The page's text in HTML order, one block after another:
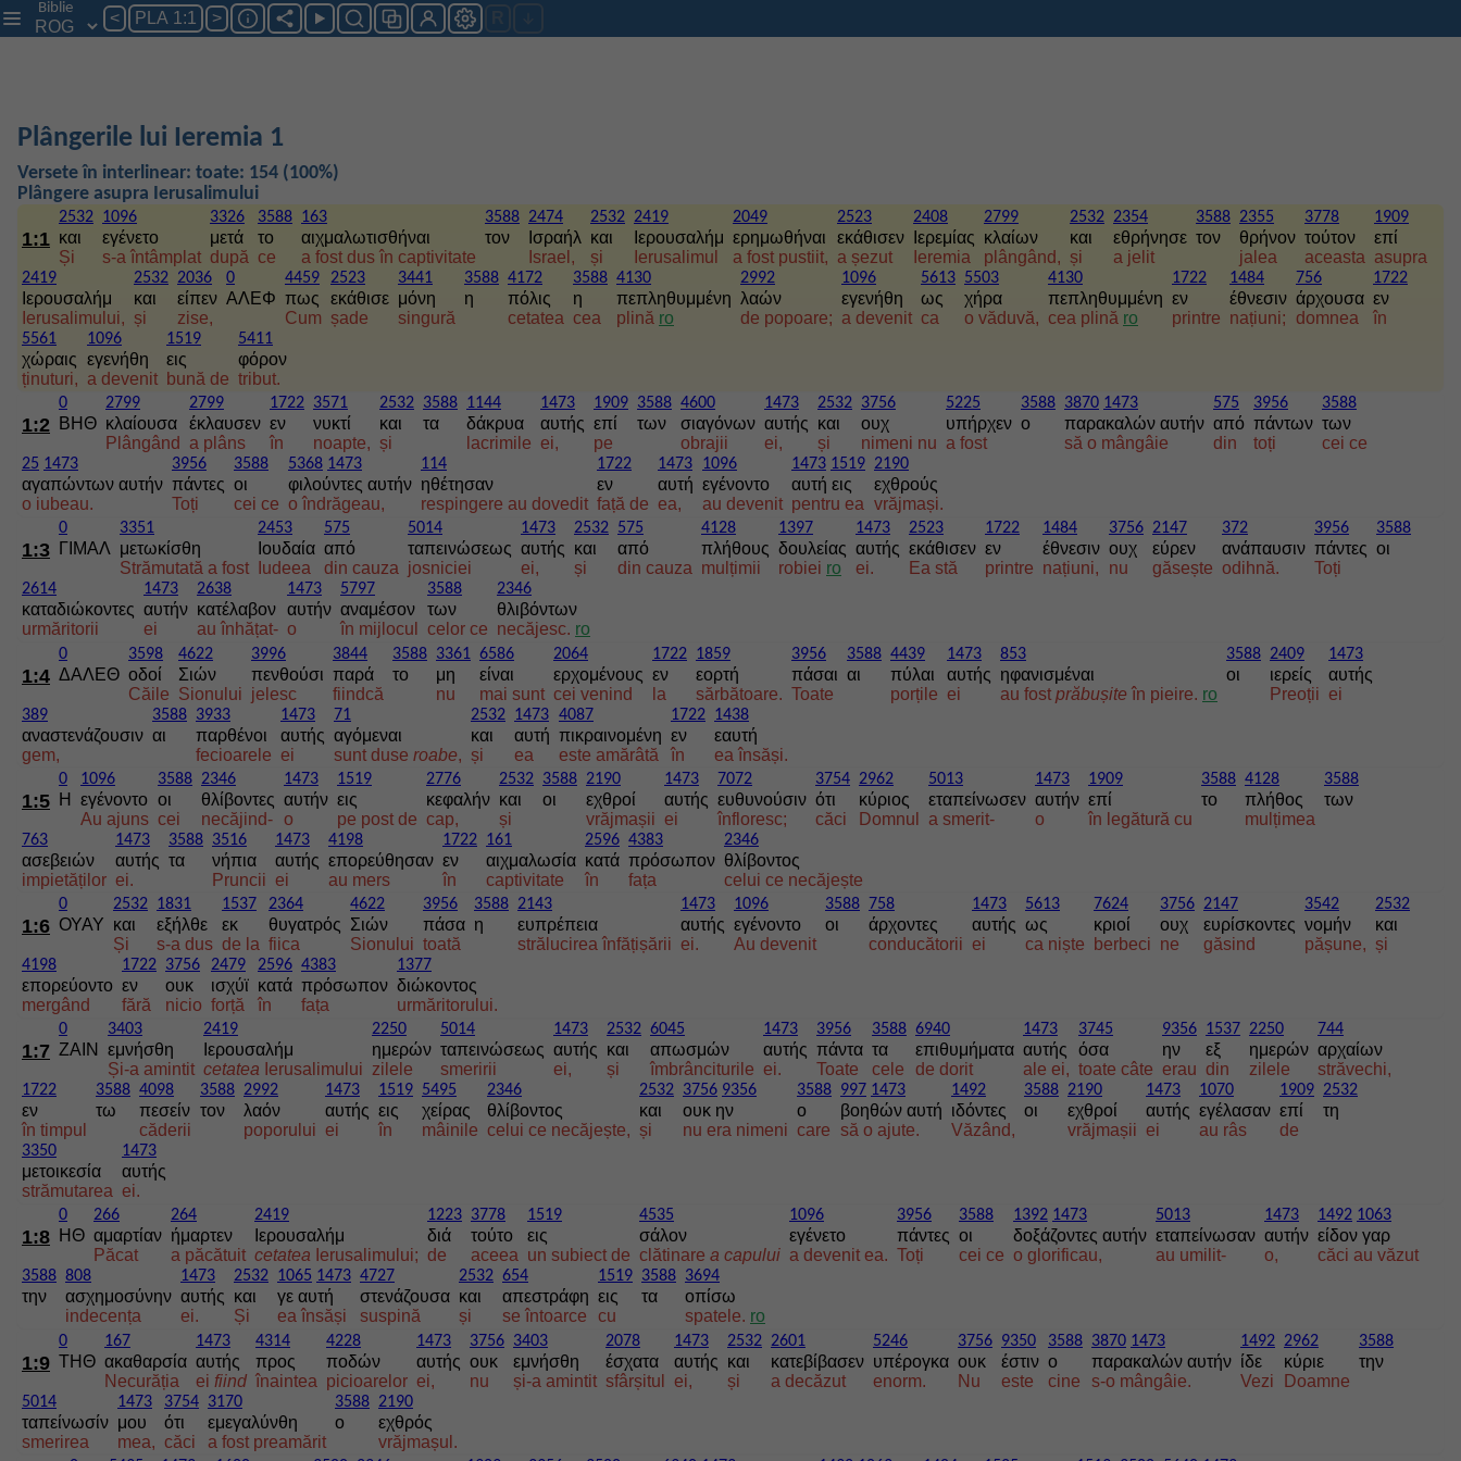
Biblie
< PLA 1:1 >
Plângerile lui Ieremia 1
Versete în interlinear: toate: 154 (100%)
Plângere asupra Ierusalimului
1:1
2532
και
Și
1096
εγένετο
s-a întâmplat
3326
μετά
după
3588
το
ce
163
αιχμαλωτισθήναι
a fost dus în captivitate
3588
τον
2474
Ισραήλ
Israel,
2532
και
și
2419
Ιερουσαλήμ
Ierusalimul
2049
ερημωθήναι
a fost pustiit,
2523
εκάθισεν
a șezut
2408
Ιερεμίας
Ieremia
2799
κλαίων
plângând,
2532
και
și
2354
εθρήνησε
a jelit
3588
τον
2355
θρήνον
jalea
3778
τούτον
aceasta
1909
επί
asupra
2419
Ιερουσαλήμ
Ierusalimului,
2532
και
și
2036
είπεν
zise,
0
ΑΛΕΦ
4459
πως
Cum
2523
εκάθισε
șade
3441
μόνη
singură
3588
η
4172
πόλις
cetatea
3588
η
cea
4130
πεπληθυμμένη
plină ro
2992
λαών
de popoare;
1096
εγενήθη
a devenit
5613
ως
ca
5503
χήρα
o văduvă,
4130
πεπληθυμμένη
cea plină ro
1722
εν
printre
1484
έθνεσιν
națiuni;
756
άρχουσα
domnea
1722
εν
în
5561
χώραις
ținuturi,
1096
εγενήθη
a devenit
1519
εις
bună de
5411
φόρον
tribut.
1:2
0
ΒΗΘ
2799
κλαίουσα
Plângând
2799
έκλαυσεν
a plâns
1722
εν
în
3571
νυκτί
noapte,
2532
και
și
3588
τα
1144
δάκρυα
lacrimile
1473
αυτής
ei,
1909
επί
pe
3588
των
4600
σιαγόνων
obrajii
1473
αυτής
ei,
2532
και
și
3756
ουχ
nimeni nu
5225
υπήρχεν
a fost
3588
ο
3870 1473
παρακαλών αυτήν
să o mângâie
575
από
din
3956
πάντων
toți
3588
των
cei ce
25 1473
αγαπώντων αυτήν
o iubeau.
3956
πάντες
Toți
3588
οι
cei ce
5368 1473
φιλούντες αυτήν
o îndrăgeau,
114
ηθέτησαν
respingere au dovedit
1722
εν
față de
1473
αυτή
ea,
1096
εγένοντο
au devenit
1473 1519
αυτή εις
pentru ea
2190
εχθρούς
vrăjmași.
1:3
0
ΓΙΜΑΛ
3351
μετωκίσθη
Strămutată a fost
2453
Ιουδαία
Iudeea
575
από
din cauza
5014
ταπεινώσεως
josniciei
1473
αυτής
ei,
2532
και
și
575
από
din cauza
4128
πλήθους
mulțimii
1397
δουλείας
robiei ro
1473
αυτής
ei.
2523
εκάθισεν
Ea stă
1722
εν
printre
1484
έθνεσιν
națiuni,
3756
ουχ
nu
2147
εύρεν
găsește
372
ανάπαυσιν
odihnă.
3956
πάντες
Toți
3588
οι
2614
καταδιώκοντες
urmăritorii
1473
αυτήν
ei
2638
κατέλαβον
au înhățat-
1473
αυτήν
o
5797
αναμέσον
în mijlocul
3588
των
celor ce
2346
θλιβόντων
necăjesc. ro
1:4
0
ΔΑΛΕΘ
3598
οδοί
Căile
4622
Σιών
Sionului
3996
πενθούσι
jelesc
3844
παρά
fiindcă
3588
το
3361
μη
nu
6586
είναι
mai sunt
2064
ερχομένους
cei venind
1722
εν
la
1859
εορτή
sărbătoare.
3956
πάσαι
Toate
3588
αι
4439
πύλαι
porțile
1473
αυτής
ei
853
ηφανισμέναι
au fost prăbușite în pieire. ro
3588
οι
2409
ιερείς
Preoții
1473
αυτής
ei
389
αναστενάζουσιν
gem,
3588
αι
3933
παρθένοι
fecioarele
1473
αυτής
ei
71
αγόμεναι
sunt duse roabe,
2532
και
și
1473
αυτή
ea
4087
πικραινομένη
este amărâtă
1722
εν
în
1438
εαυτή
ea însăși.
1:5
0
Η
1096
εγένοντο
Au ajuns
3588
οι
cei
2346
θλίβοντες
necăjind-
1473
αυτήν
o
1519
εις
pe post de
2776
κεφαλήν
cap,
2532
και
și
3588
οι
2190
εχθροί
vrăjmașii
1473
αυτής
ei
7072
ευθυνούσιν
înfloresc;
3754
ότι
căci
2962
κύριος
Domnul
5013
εταπείνωσεν
a smerit-
1473
αυτήν
o
1909
επί
în legătură cu
3588
το
4128
πλήθος
mulțimea
3588
των
763
ασεβειών
impietăților
1473
αυτής
ei.
3588
τα
3516
νήπια
Pruncii
1473
αυτής
ei
4198
επορεύθησαν
au mers
1722
εν
în
161
αιχμαλωσία
captivitate
2596
κατά
în
4383
πρόσωπον
fața
2346
θλίβοντος
celui ce necăjește
1:6
0
ΟΥΑΥ
2532
και
Și
1831
εξήλθε
s-a dus
1537
εκ
de la
2364
θυγατρός
fiica
4622
Σιών
Sionului
3956
πάσα
toată
3588
η
2143
ευπρέπεια
strălucirea înfățișării
1473
αυτής
ei.
1096
εγένοντο
Au devenit
3588
οι
758
άρχοντες
conducătorii
1473
αυτής
ei
5613
ως
ca niște
7624
κριοί
berbeci
3756
ουχ
ne
2147
ευρίσκοντες
găsind
3542
νομήν
pășune,
2532
και
și
4198
επορεύοντο
mergând
1722
εν
fără
3756
ουκ
nicio
2479
ισχύϊ
forță
2596
κατά
în
4383
πρόσωπον
fața
1377
διώκοντος
urmăritorului.
1:7
0
ΖΑΙΝ
3403
εμνήσθη
Și-a amintit
2419
Ιερουσαλήμ
cetatea Ierusalimului
2250
ημερών
zilele
5014
ταπεινώσεως
smeririi
1473
αυτής
ei,
2532
και
și
6045
απωσμών
îmbrânciturile
1473
αυτής
ei.
3956
πάντα
Toate
3588
τα
cele
6940
επιθυμήματα
de dorit
1473
αυτής
ale ei,
3745
όσα
toate câte
9356
ην
erau
1537
εξ
din
2250
ημερών
zilele
744
αρχαίων
străvechi,
1722
εν
în timpul
3588
τω
4098
πεσείν
căderii
3588
τον
2992
λαόν
poporului
1473
αυτής
ei
1519
εις
în
5495
χείρας
mâinile
2346
θλίβοντος
celui ce necăjește,
2532
και
și
3756 9356
ουκ ην
nu era nimeni
3588
ο
care
997 1473
βοηθών αυτή
să o ajute.
1492
ιδόντες
Văzând,
3588
οι
2190
εχθροί
vrăjmașii
1473
αυτής
ei
1070
εγέλασαν
au râs
1909
επί
de
2532
τη
3350
μετοικεσία
strămutarea
1473
αυτής
ei.
1:8
0
ΗΘ
266
αμαρτίαν
Păcat
264
ήμαρτεν
a păcătuit
2419
Ιερουσαλήμ
cetatea Ierusalimului;
1223
διά
de
3778
τούτο
aceea
1519
εις
un subiect de
4535
σάλον
clătinare a capului
1096
εγένετο
a devenit ea.
3956
πάντες
Toți
3588
οι
cei ce
1392 1473
δοξάζοντες αυτήν
o glorificau,
5013
εταπείνωσαν
au umilit-
1473
αυτήν
o,
1492 1063
είδον γαρ
căci au văzut
3588
την
808
ασχημοσύνην
indecența
1473
αυτής
ei.
2532
και
Și
1065 1473
γε αυτή
ea însăși
4727
στενάζουσα
suspină
2532
και
și
654
απεστράφη
se întoarce
1519
εις
cu
3588
τα
3694
οπίσω
spatele. ro
1:9
0
ΤΗΘ
167
ακαθαρσία
Necurăția
1473
αυτής
ei fiind
4314
προς
înaintea
4228
ποδών
picioarelor
1473
αυτής
ei,
3756
ουκ
nu
3403
εμνήσθη
și-a amintit
2078
έσχατα
sfârșitul
1473
αυτής
ei,
2532
και
și
2601
κατεβίβασεν
a decăzut
5246
υπέρογκα
enorm.
3756
ουκ
Nu
9350
έστιν
este
3588
ο
cine
3870 1473
παρακαλών αυτήν
s-o mângâie.
1492
ίδε
Vezi
2962
κύριε
Doamne
3588
την
5014
ταπείνωσίν
smerirea
1473
μου
mea,
3754
ότι
căci
3170
εμεγαλύνθη
a fost preamărit
3588
ο
2190
εχθρός
vrăjmașul.